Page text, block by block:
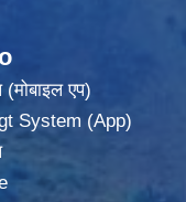
एप)
System (App)